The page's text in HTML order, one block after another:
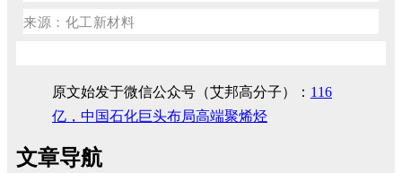
来源：化工新材料
原文始发于微信公众号（艾邦高分子）： 116
亿，中国石化巨头布局高端聚烯烃
文章导航